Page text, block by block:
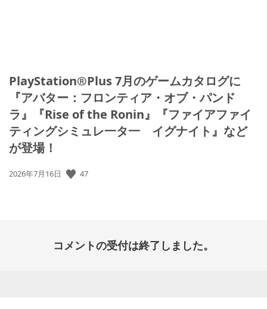
PlayStation®Plus 7月のゲームカタログに
『アバター：フロンティア・オブ・パンド
ラ』『Rise of the Ronin』『ファイアファイ
ティングシミュレ一タ一 イグナイト』など
が登場！
公
2026年7月16日 47
コメントの受付は終了しました。